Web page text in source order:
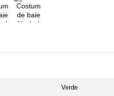
Verde